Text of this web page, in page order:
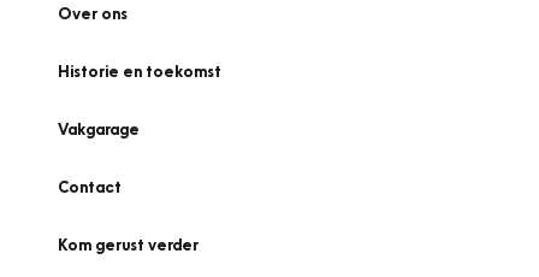
Over ons
Historie en toekomst
Vakgarage
Contact
Kom gerust verder